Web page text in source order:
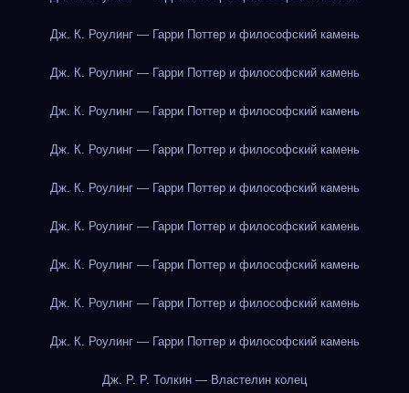
Дж. К. Роулинг — Гарри Поттер и философский камень
Дж. К. Роулинг — Гарри Поттер и философский камень
Дж. К. Роулинг — Гарри Поттер и философский камень
Дж. К. Роулинг — Гарри Поттер и философский камень
Дж. К. Роулинг — Гарри Поттер и философский камень
Дж. К. Роулинг — Гарри Поттер и философский камень
Дж. К. Роулинг — Гарри Поттер и философский камень
Дж. К. Роулинг — Гарри Поттер и философский камень
Дж. К. Роулинг — Гарри Поттер и философский камень
Дж. Р. Р. Толкин — Властелин колец